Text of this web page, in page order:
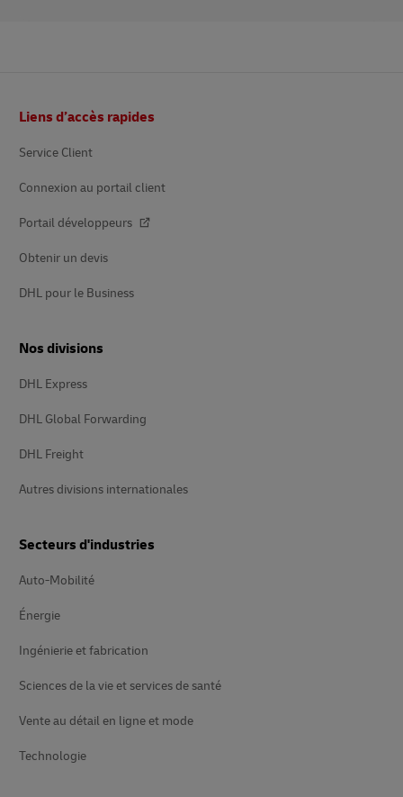
de
Liens d’accès rapides
Service Client
Connexion au portail client
Portail développeurs
Obtenir un devis
DHL pour le Business
Nos divisions
DHL Express
DHL Global Forwarding
DHL Freight
Autres divisions internationales
Secteurs d'industries
Auto-Mobilité
Énergie
Ingénierie et fabrication
Sciences de la vie et services de santé
Vente au détail en ligne et mode
Technologie